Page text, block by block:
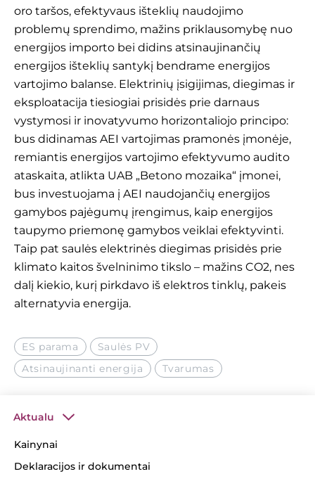
oro taršos, efektyvaus išteklių naudojimo
problemų sprendimo, mažins priklausomybę nuo
energijos importo bei didins atsinaujinančių
energijos išteklių santykį bendrame energijos
vartojimo balanse. Elektrinių įsigijimas, diegimas ir
eksploatacija tiesiogiai prisidės prie darnaus
vystymosi ir inovatyvumo horizontaliojo principo:
bus didinamas AEI vartojimas pramonės įmonėje,
remiantis energijos vartojimo efektyvumo audito
ataskaita, atlikta UAB „Betono mozaika“ įmonei,
bus investuojama į AEI naudojančių energijos
gamybos pajėgumų įrengimus, kaip energijos
taupymo priemonę gamybos veiklai efektyvinti.
Taip pat saulės elektrinės diegimas prisidės prie
klimato kaitos švelninimo tikslo – mažins CO2, nes
dalį kiekio, kurį pirkdavo iš elektros tinklų, pakeis
alternatyvia energija.
ES parama
Saulės PV
Atsinaujinanti energija
Tvarumas
Aktualu
Kainynai
Deklaracijos ir dokumentai